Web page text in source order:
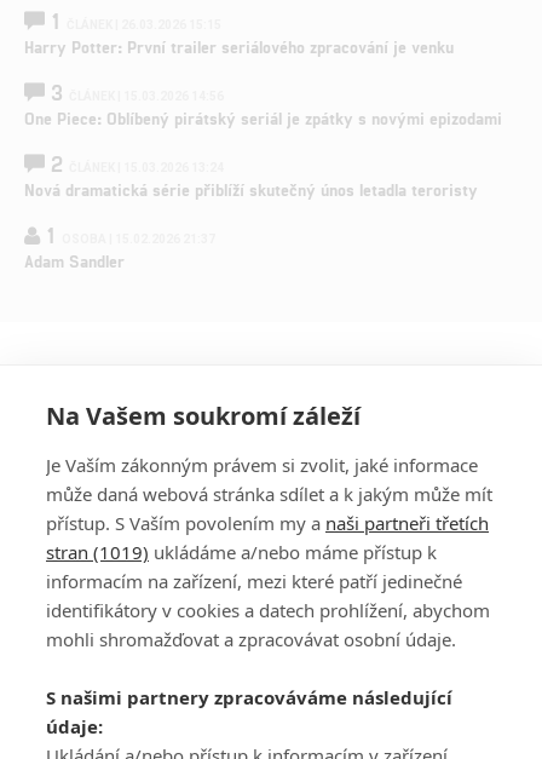
1
Harry Potter: První trailer seriálového zpracování je venku
3
One Piece: Oblíbený pirátský seriál je zpátky s novými epizodami
2
Nová dramatická série přiblíží skutečný únos letadla teroristy
1
Adam Sandler
PŘIHLÁSIT
REGISTROVAT
DISKUZE
Šéfredaktorkou webu jePetr Slavík, e-mailserialy@fandimefilmu.cz
Máte-li zájem o inzerci na našem webu napište nám na e-mail
Na Vašem soukromí záleží
Je Vaším zákonným právem si zvolit, jaké informace
může daná webová stránka sdílet a k jakým může mít
přístup. S Vaším povolením my a naši partneři třetích
stran (1019) ukládáme a/nebo máme přístup k
informacím na zařízení, mezi které patří jedinečné
identifikátory v cookies a datech prohlížení, abychom
mohli shromažďovat a zpracovávat osobní údaje.
S našimi partnery zpracováváme následující
údaje: